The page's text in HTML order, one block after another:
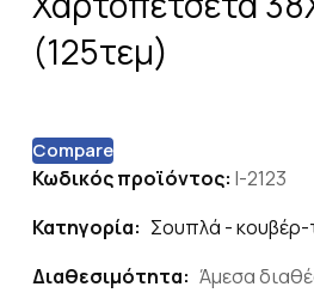
(125τεμ)
Compare
Κωδικός προϊόντος: I-2123
Κατηγορία: Σουπλά -
Διαθεσιμότητα: Άμεσα